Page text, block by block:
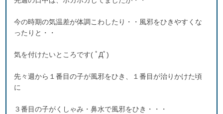
今の時期の気温差が体調こわしたり・・風邪をひきやすくな
ったりと・・
気を付けたいところです( ﾟДﾟ)
先々週から１番目の子が風邪をひき、１番目が治りかけた頃
に
３番目の子がくしゃみ・鼻水で風邪をひき・・・